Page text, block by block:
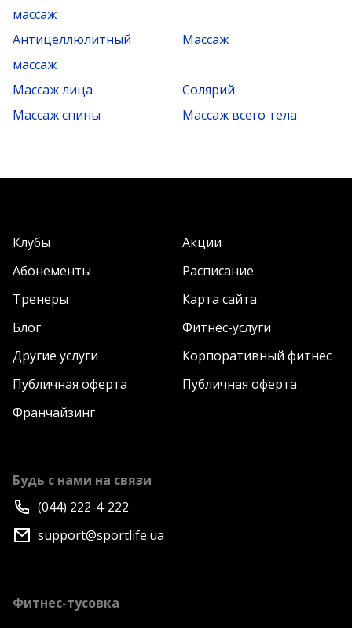
массаж
Антицеллюлитный
массаж
Массаж
Массаж лица
Солярий
Массаж спины
Массаж всего тела
Клубы
Акции
Абонементы
Расписание
Тренеры
Карта сайта
Блог
Фитнес-услуги
Другие услуги
Корпоративный фитнес
Публичная оферта
Публичная оферта
Франчайзинг
Будь с нами на связи
(044) 222-4-222
support@sportlife.ua
Фитнес-тусовка